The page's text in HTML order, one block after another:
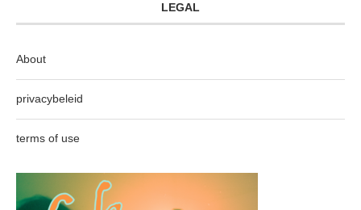
LEGAL
About
privacybeleid
terms of use